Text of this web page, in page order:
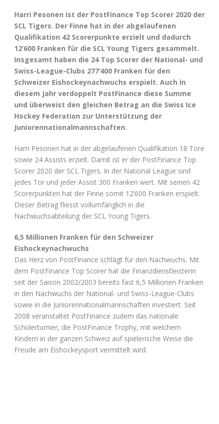
Harri Pesonen ist der PostFinance Top Scorer 2020 der
SCL Tigers. Der Finne hat in der abgelaufenen
Qualifikation 42 Scorerpunkte erzielt und dadurch
12‘600 Franken für die SCL Young Tigers gesammelt.
Insgesamt haben die 24 Top Scorer der National- und
Swiss-League-Clubs 277‘400 Franken für den
Schweizer Eishockeynachwuchs erspielt. Auch in
diesem Jahr verdoppelt PostFinance diese Summe
und überweist den gleichen Betrag an die Swiss Ice
Hockey Federation zur Unterstützung der
Juniorennationalmannschaften.
Harri Pesonen hat in der abgelaufenen Qualifikation 18 Tore
sowie 24 Assists erzielt. Damit ist er der PostFinance Top
Scorer 2020 der SCL Tigers. In der National League sind
jedes Tor und jeder Assist 300 Franken wert. Mit seinen 42
Scorerpunkten hat der Finne somit 12‘600 Franken erspielt.
Dieser Betrag fliesst vollumfänglich in die
Nachwuchsabteilung der SCL Young Tigers.
6,5 Millionen Franken für den Schweizer
Eishockeynachwuchs
Das Herz von PostFinance schlägt für den Nachwuchs. Mit
dem PostFinance Top Scorer hat die Finanzdienstleisterin
seit der Saison 2002/2003 bereits fast 6,5 Millionen Franken
in den Nachwuchs der National- und Swiss-League-Clubs
sowie in die Juniorennationalmannschaften investiert. Seit
2008 veranstaltet PostFinance zudem das nationale
Schülerturnier, die PostFinance Trophy, mit welchem
Kindern in der ganzen Schweiz auf spielerische Weise die
Freude am Eishockeysport vermittelt wird.